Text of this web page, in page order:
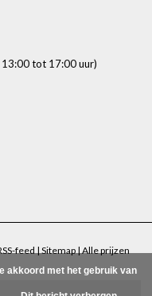
tot 17:00 uur)
feed|Sitemap| Alle prijzen
akkoord met het gebruik van